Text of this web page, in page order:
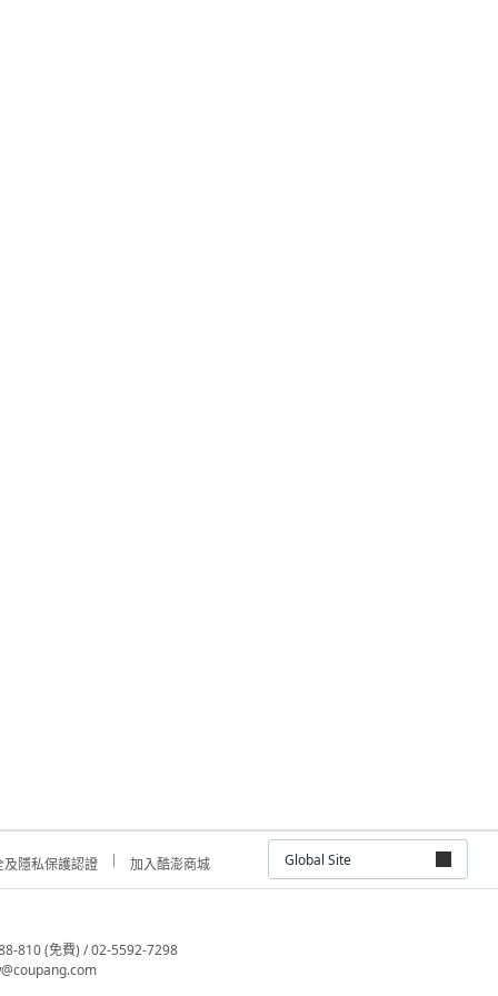
及隱私保護認證 加入酷澎商城 Global Site
810 (免費) / 02-5592-7298